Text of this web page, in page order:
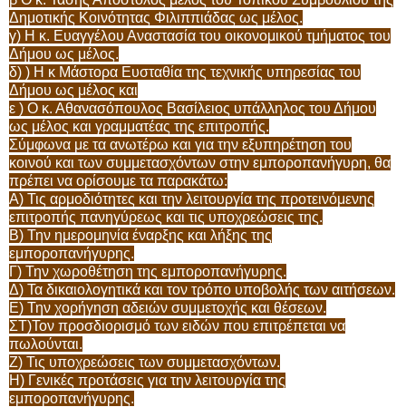
Δημοτικής Κοινότητας Φιλιππιάδας ως μέλος.
γ) Η κ. Ευαγγέλου Αναστασία του οικονομικού τμήματος του
Δήμου ως μέλος.
δ) ) Η κ Μάστορα Ευσταθία της τεχνικής υπηρεσίας του
Δήμου ως μέλος και
ε ) Ο κ. Αθανασόπουλος Βασίλειος υπάλληλος του Δήμου
ως μέλος και γραμματέας της επιτροπής.
Σύμφωνα με τα ανωτέρω και για την εξυπηρέτηση του
κοινού και των συμμετασχόντων στην εμποροπανήγυρη, θα
πρέπει να ορίσουμε τα παρακάτω:
Α) Τις αρμοδιότητες και την λειτουργία της προτεινόμενης
επιτροπής πανηγύρεως και τις υποχρεώσεις της.
Β) Την ημερομηνία έναρξης και λήξης της
εμποροπανήγυρης.
Γ) Την χωροθέτηση της εμποροπανήγυρης.
Δ) Τα δικαιολογητικά και τον τρόπο υποβολής των αιτήσεων.
Ε) Την χορήγηση αδειών συμμετοχής και θέσεων.
ΣΤ)Τον προσδιορισμό των ειδών που επιτρέπεται να
πωλούνται.
Ζ) Τις υποχρεώσεις των συμμετασχόντων.
Η) Γενικές προτάσεις για την λειτουργία της
εμποροπανήγυρης.